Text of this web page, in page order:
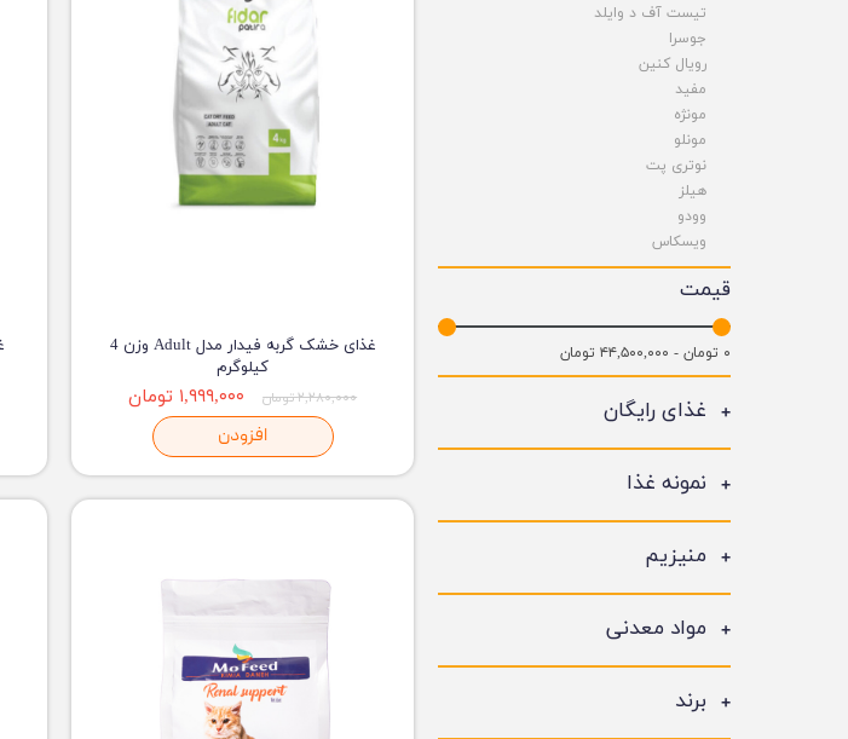
تیست آف د وایلد
جوسرا
رویال کنین
مفید
مونژه
مونلو
نوتری پت
هیلز
وودو
ویسکاس
قیمت
۰ تومان - ۴۴,۵۰۰,۰۰۰ تومان
غذای رایگان
نمونه غذا
منیزیم
مواد معدنی
برند
غذای خشک گربه فیدار مدل Adult وزن 4
کیلوگرم
۲,۲۸۰,۰۰۰ تومان ۱,۹۹۹,۰۰۰ تومان
افزودن